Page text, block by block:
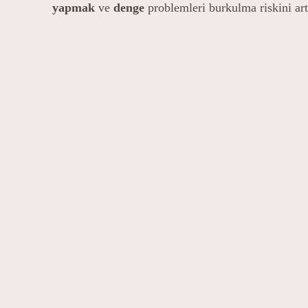
yapmakve denge problemleri burkulma riskini